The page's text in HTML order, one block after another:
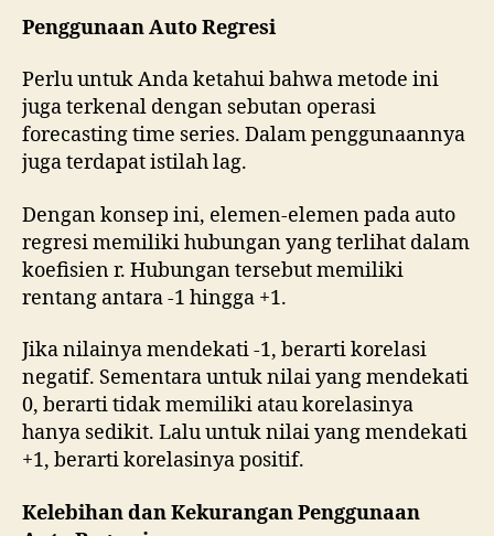
Penggunaan Auto Regresi
Perlu untuk Anda ketahui bahwa metode ini
juga terkenal dengan sebutan operasi
forecasting time series. Dalam penggunaannya
juga terdapat istilah lag.
Dengan konsep ini, elemen-elemen pada auto
regresi memiliki hubungan yang terlihat dalam
koefisien r. Hubungan tersebut memiliki
rentang antara -1 hingga +1.
Jika nilainya mendekati -1, berarti korelasi
negatif. Sementara untuk nilai yang mendekati
0, berarti tidak memiliki atau korelasinya
hanya sedikit. Lalu untuk nilai yang mendekati
+1, berarti korelasinya positif.
Kelebihan dan Kekurangan Penggunaan